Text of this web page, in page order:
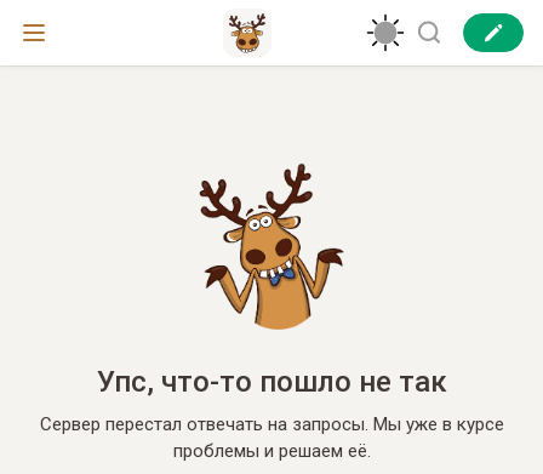
Упс, что-то пошло не так
Сервер перестал отвечать на запросы. Мы уже в курсе
проблемы и решаем её.